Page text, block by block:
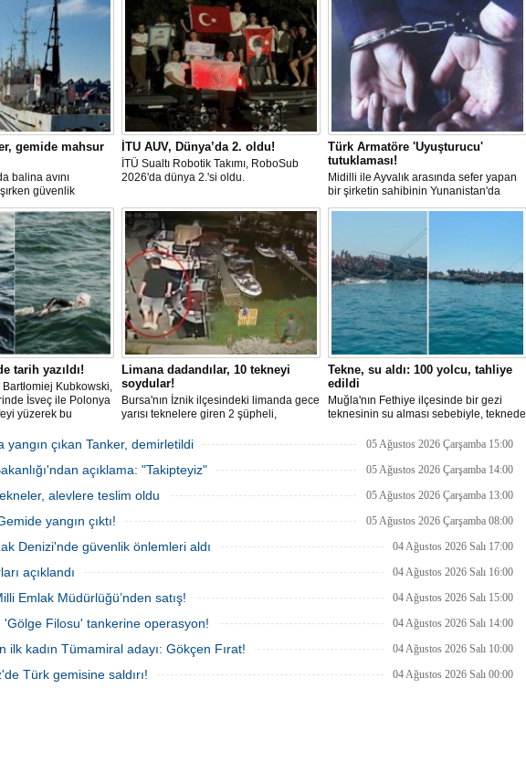
gemide mahsur
balina avını
güvenlik
Bandero adlı
21 çevre aktivisti,
çıkmalarına izin
haklarının ihlal
Mürettebatta iki
de bulunuyor.
İTU AUV, Dünya’da 2. oldu!
İTÜ Sualtı Robotik Takımı, RoboSub
2026'da dünya 2.'si oldu.
Türk Armatöre 'Uyuşturucu'
tutuklaması!
Midilli ile Ayvalık arasında sefer yapan
bir şirketin sahibinin Yunanistan'da
tutuklandığı bildirildi.
tarih yazıldı!
Bartłomiej Kubkowski,
İsveç ile Polonya
yüzerek bu
Limana dadandılar, 10 tekneyi
soydular!
Bursa'nın İznik ilçesindeki limanda gece
yarısı teknelere giren 2 şüpheli,
çaldı. Olay, güvenlik kameralarına
jandarma inceleme başlattı.
Tekne, su aldı: 100 yolcu, tahliye
edildi
Muğla'nın Fethiye ilçesinde bir gezi
teknesinin su alması sebebiyle, teknede
teknenin batmaması için bölgede
yangın çıkan Tanker, demirletildi 05 Ağustos 2026 Çarşamba 15:00
açıklama: "Takipteyiz" 05 Ağustos 2026 Çarşamba 14:00
alevlere teslim oldu 05 Ağustos 2026 Çarşamba 13:00
yangın çıktı! 05 Ağustos 2026 Çarşamba 08:00
Denizi'nde güvenlik önlemleri aldı 04 Ağustos 2026 Salı 17:00
açıklandı 04 Ağustos 2026 Salı 16:00
Emlak Müdürlüğü’nden satış! 04 Ağustos 2026 Salı 15:00
'Gölge Filosu' tankerine operasyon! 04 Ağustos 2026 Salı 14:00
ilk kadın Tümamiral adayı: Gökçen Fırat! 04 Ağustos 2026 Salı 10:00
Türk gemisine saldırı! 04 Ağustos 2026 Salı 00:00